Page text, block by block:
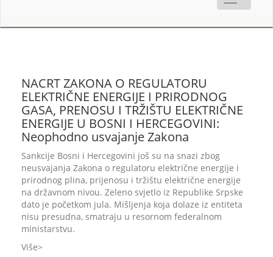
NACRT ZAKONA O REGULATORU
ELEKTRIČNE ENERGIJE I PRIRODNOG
GASA, PRENOSU I TRŽIŠTU ELEKTRIČNE
ENERGIJE U BOSNI I HERCEGOVINI:
Neophodno usvajanje Zakona
Sankcije Bosni i Hercegovini još su na snazi zbog
neusvajanja Zakona o regulatoru električne energije i
prirodnog plina, prijenosu i tržištu električne energije
na državnom nivou. Zeleno svjetlo iz Republike Srpske
dato je početkom jula. Mišljenja koja dolaze iz entiteta
nisu presudna, smatraju u resornom federalnom
ministarstvu.
Više